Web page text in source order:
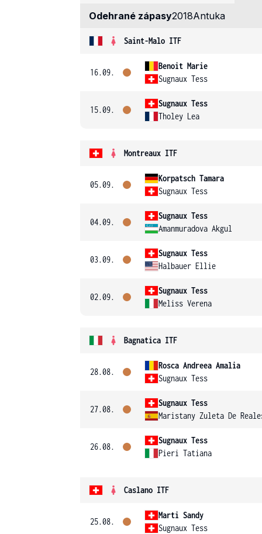
Odehrané zápasy2018Antuka
Saint-Malo ITF
16.09.
Benoit Marie
Sugnaux Tess
15.09.
Sugnaux Tess
Tholey Lea
Montreaux ITF
05.09.
Korpatsch Tamara
Sugnaux Tess
04.09.
Sugnaux Tess
Amanmuradova Akgul
03.09.
Sugnaux Tess
Halbauer Ellie
02.09.
Sugnaux Tess
Meliss Verena
Bagnatica ITF
28.08.
Rosca Andreea Amalia
Sugnaux Tess
27.08.
Sugnaux Tess
Maristany Zuleta De
26.08.
Sugnaux Tess
Pieri Tatiana
Caslano ITF
25.08.
Marti Sandy
Sugnaux Tess